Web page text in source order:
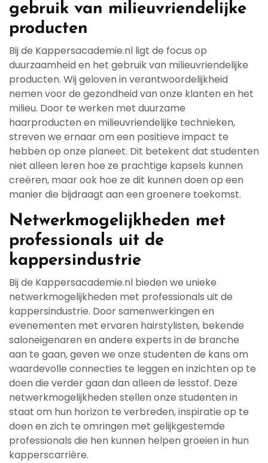
gebruik van milieuvriendelijke
producten
Bij de Kappersacademie.nl ligt de focus op
duurzaamheid en het gebruik van milieuvriendelijke
producten. Wij geloven in verantwoordelijkheid
nemen voor de gezondheid van onze klanten en het
milieu. Door te werken met duurzame
haarproducten en milieuvriendelijke technieken,
streven we ernaar om een positieve impact te
hebben op onze planeet. Dit betekent dat studenten
niet alleen leren hoe ze prachtige kapsels kunnen
creëren, maar ook hoe ze dit kunnen doen op een
manier die bijdraagt aan een groenere toekomst.
Netwerkmogelijkheden met
professionals uit de
kappersindustrie
Bij de Kappersacademie.nl bieden we unieke
netwerkmogelijkheden met professionals uit de
kappersindustrie. Door samenwerkingen en
evenementen met ervaren hairstylisten, bekende
saloneigenaren en andere experts in de branche
aan te gaan, geven we onze studenten de kans om
waardevolle connecties te leggen en inzichten op te
doen die verder gaan dan alleen de lesstof. Deze
netwerkmogelijkheden stellen onze studenten in
staat om hun horizon te verbreden, inspiratie op te
doen en zich te omringen met gelijkgestemde
professionals die hen kunnen helpen groeien in hun
kapperscarrière.